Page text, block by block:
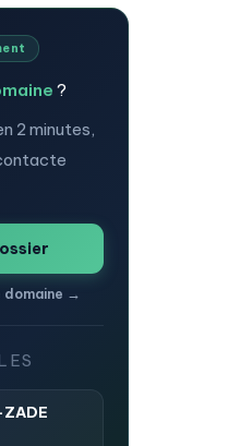
?
2 minutes,
domaine →